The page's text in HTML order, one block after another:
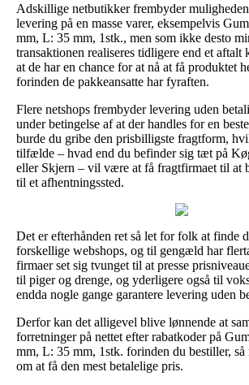
Adskillige netbutikker frembyder
levering på en masse varer, eksempelvis
mm, L: 35 mm, 1stk., men som ikke desto
transaktionen realiseres tidligere end et aftalt
at de har en chance for at nå at få produktet
forinden de pakkeansatte har fyraften.
Flere netshops frembyder levering uden
under betingelse af at der handles for en
burde du gribe den prisbilligste fragtform,
tilfælde – hvad end du befinder sig tæt på
eller Skjern – vil være at få fragtfirmaet til at
til et afhentningssted.
Det er efterhånden ret så let for folk at finde
forskellige webshops, og til gengæld har
firmaer set sig tvunget til at presse
til piger og drenge, og yderligere også til
endda nogle gange garantere levering uden
Derfor kan det alligevel blive lønnende at
forretninger på nettet efter rabatkoder på
mm, L: 35 mm, 1stk. forinden du bestiller,
om at få den mest betalelige pris.